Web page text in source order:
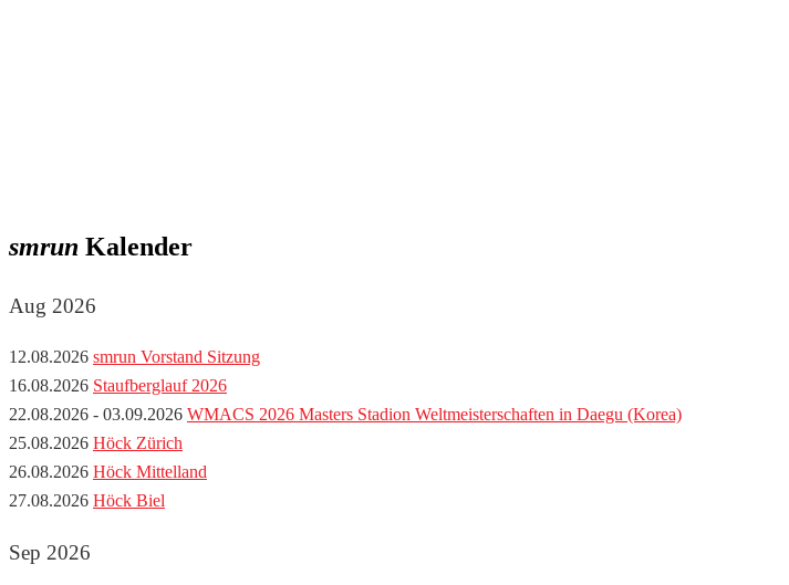
smrun Kalender
Aug 2026
12.08.2026 smrun Vorstand Sitzung
16.08.2026 Staufberglauf 2026
22.08.2026 - 03.09.2026 WMACS 2026 Masters Stadion Weltmeisterschaften in Daegu (Korea)
25.08.2026 Höck Zürich
26.08.2026 Höck Mittelland
27.08.2026 Höck Biel
Sep 2026